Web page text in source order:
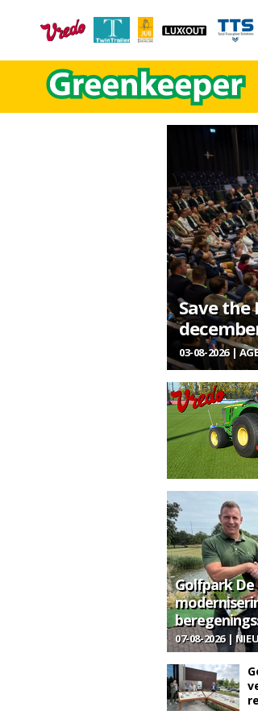
Save the
03-08-2026 |
Golfpark
07-08-2026 |